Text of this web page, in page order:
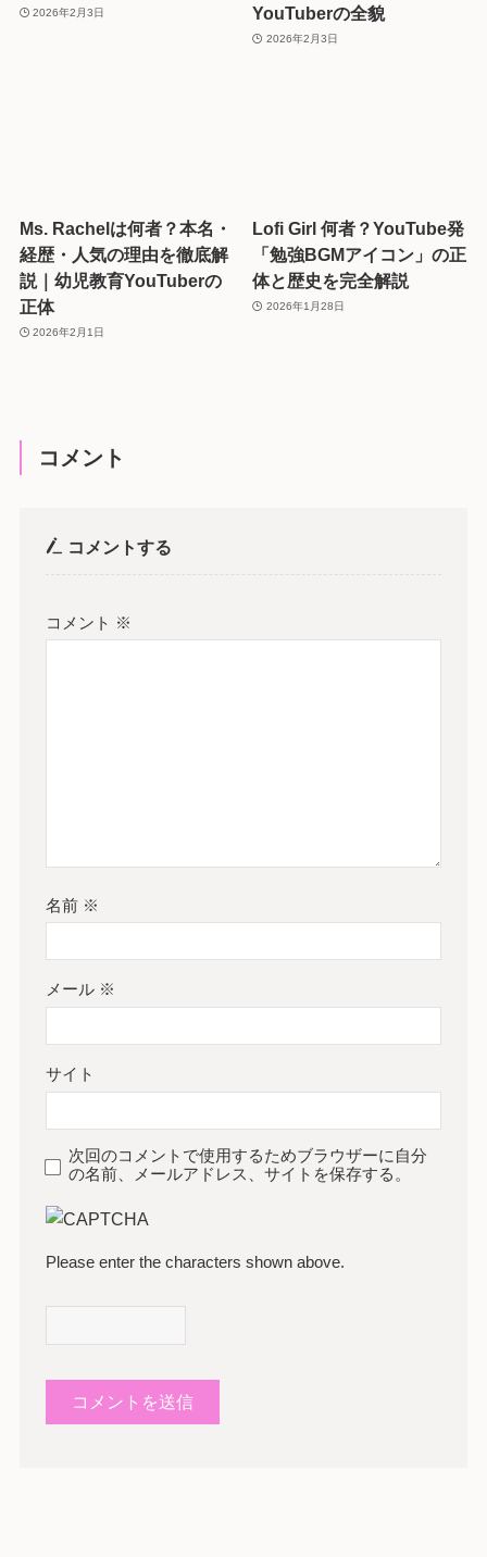
2026年2月3日
YouTuberの全貌
2026年2月3日
Ms. Rachelは何者？本名・
経歴・人気の理由を徹底解
説｜幼児教育YouTuberの
正体
2026年2月1日
Lofi Girl 何者？YouTube発
「勉強BGMアイコン」の正
体と歴史を完全解説
2026年1月28日
コメント
コメントする
コメント ※
名前 ※
メール ※
サイト
次回のコメントで使用するためブラウザーに自分
の名前、メールアドレス、サイトを保存する。
Please enter the characters shown above.